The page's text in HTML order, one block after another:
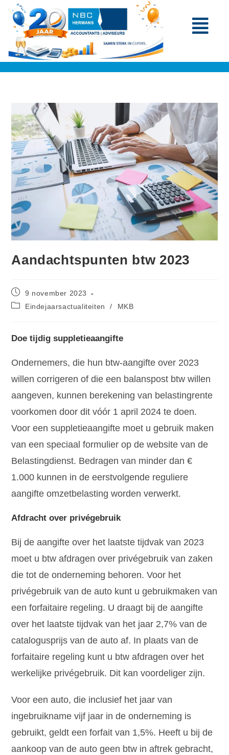
Aandachtspunten btw 2023
9 november 2023
Eindejaarsactualiteiten
/ MKB
Doe tijdig suppletieaangifte
Ondernemers, die hun btw-aangifte over 2023
willen corrigeren of die een balanspost btw willen
aangeven, kunnen berekening van belastingrente
voorkomen door dit vóór 1 april 2024 te doen.
Voor een suppletieaangifte moet u gebruik maken
van een speciaal formulier op de website van de
Belastingdienst. Bedragen van minder dan €
1.000 kunnen in de eerstvolgende reguliere
aangifte omzetbelasting worden verwerkt.
Afdracht over privégebruik
Bij de aangifte over het laatste tijdvak van 2023
moet u btw afdragen over privégebruik van zaken
die tot de onderneming behoren. Voor het
privégebruik van de auto kunt u gebruikmaken van
een forfaitaire regeling. U draagt bij de aangifte
over het laatste tijdvak van het jaar 2,7% van de
catalogusprijs van de auto af. In plaats van de
forfaitaire regeling kunt u btw afdragen over het
werkelijke privégebruik. Dit kan voordeliger zijn.
Voor een auto, die inclusief het jaar van
ingebruikname vijf jaar in de onderneming is
gebruikt, geldt een forfait van 1,5%. Heeft u bij de
aankoop van de auto geen btw in aftrek gebracht,